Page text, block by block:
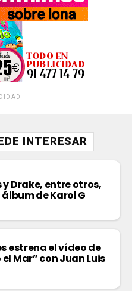
INTERESAR
y Drake, entre otros,
de Karol G
estrena el vídeo de
Mar” con Juan Luis